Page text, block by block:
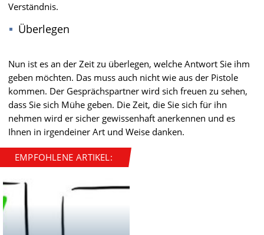
Verständnis.
Überlegen
Nun ist es an der Zeit zu überlegen, welche Antwort Sie ihm
geben möchten. Das muss auch nicht wie aus der Pistole
kommen. Der Gesprächspartner wird sich freuen zu sehen,
dass Sie sich Mühe geben. Die Zeit, die Sie sich für ihn
nehmen wird er sicher gewissenhaft anerkennen und es
Ihnen in irgendeiner Art und Weise danken.
EMPFOHLENE ARTIKEL: